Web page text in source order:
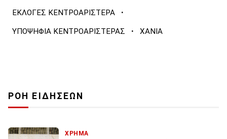
ΕΚΛΟΓΕΣ ΚΕΝΤΡΟΑΡΙΣΤΕΡΑ ·
ΥΠΟΨΗΦΙΑ ΚΕΝΤΡΟΑΡΙΣΤΕΡΑΣ · ΧΑΝΙΑ
ΡΟΗ ΕΙΔΗΣΕΩΝ
ΧΡΗΜΑ